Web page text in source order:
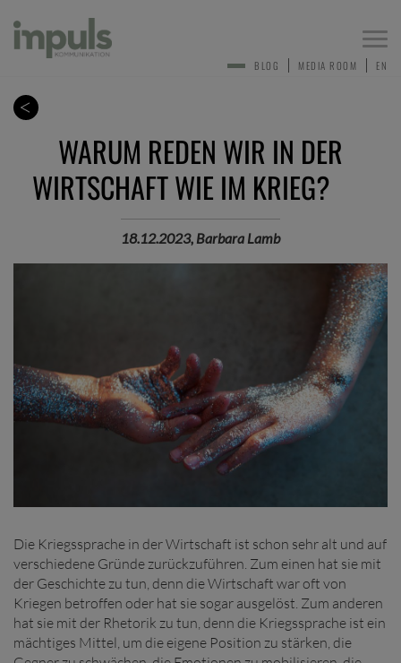
EN
MEDIA ROOM
BLOG
WARUM REDEN WIR IN DER
WIRTSCHAFT WIE IM KRIEG?
18.12.2023, Barbara Lamb
Die Kriegssprache in der Wirtschaft ist schon sehr alt und auf
verschiedene Gründe zurückzuführen. Zum einen hat sie mit
der Geschichte zu tun, denn die Wirtschaft war oft von
Kriegen betroffen oder hat sie sogar ausgelöst. Zum anderen
hat sie mit der Rhetorik zu tun, denn die Kriegssprache ist ein
mächtiges Mittel, um die eigene Position zu stärken, die